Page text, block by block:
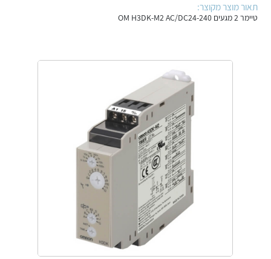
פתרונות וציוד לסביבה נפיצה EX
פתרונות לתחום הסולארי
לכל מוצרי היצרן
לכל מוצרי היצרן לכל מוצרי היצרן
תאור מוצר מקוצר:
טיימר 2 מגעים OM H3DK-M2 AC/DC24-240